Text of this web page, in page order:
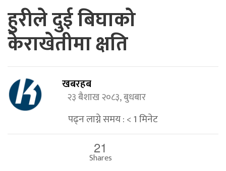
हुरीले दुई बिघाको
केराखेतीमा क्षति
खबरहब
२३ बैशाख २०८३, बुधबार
पढ्न लाग्ने समय :< 1मिनेट
21
Shares